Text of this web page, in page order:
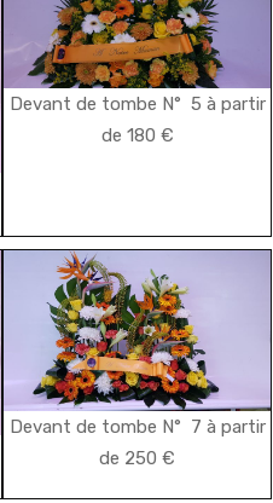
Devant de tombe N° 5 à partir
de 180 €
Devant de tombe N° 7 à partir
de 250 €